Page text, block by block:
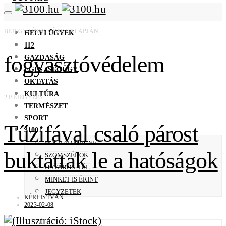
HELYI ÜGYEK
112
GAZDASÁG
EGÉSZSÉGÜGY
OKTATÁS
KULTÚRA
TERMÉSZET
SPORT
3100+
NÓGRÁD MEGYE
SZOMSZÉDOK
HATÁRON TÚL
MINKET IS ÉRINT
JEGYZETEK
BEJEGYZÉSEK CÍMKE ALAPJÁN
fogyasztóvédelem
2 BEJEGYZÉS
Tűzifával csaló párost
buktattak le a hatóságok
KÉRI ISTVÁN
2023-02-08